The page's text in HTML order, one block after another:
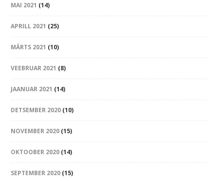
MAI 2021 (14)
APRILL 2021 (25)
MÄRTS 2021 (10)
VEEBRUAR 2021 (8)
JAANUAR 2021 (14)
DETSEMBER 2020 (10)
NOVEMBER 2020 (15)
OKTOOBER 2020 (14)
SEPTEMBER 2020 (15)